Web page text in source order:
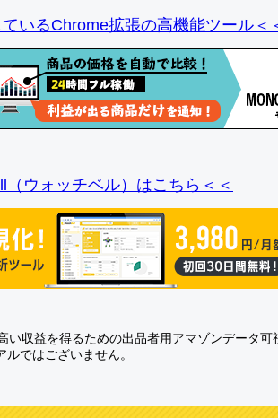
いるChrome拡張の高機能ツール＜
（ウォッチベル）はこちら＜＜
収益を得るための出品者用アマゾンデータ可
ではございません。